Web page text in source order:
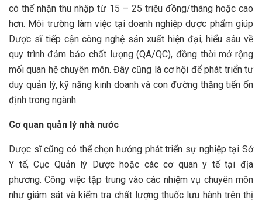
có thể nhận thu nhập từ 15 – 25 triệu đồng/tháng hoặc cao
hơn. Môi trường làm việc tại doanh nghiệp dược phẩm giúp
Dược sĩ tiếp cận công nghệ sản xuất hiện đại, hiểu sâu về
quy trình đảm bảo chất lượng (QA/QC), đồng thời mở rộng
mối quan hệ chuyên môn. Đây cũng là cơ hội để phát triển tư
duy quản lý, kỹ năng kinh doanh và con đường thăng tiến ổn
định trong ngành.
Cơ quan quản lý nhà nước
Dược sĩ cũng có thể chọn hướng phát triển sự nghiệp tại Sở
Y tế, Cục Quản lý Dược hoặc các cơ quan y tế tại địa
phương. Công việc tập trung vào các nhiệm vụ chuyên môn
như giám sát và kiểm tra chất lượng thuốc lưu hành trên thị